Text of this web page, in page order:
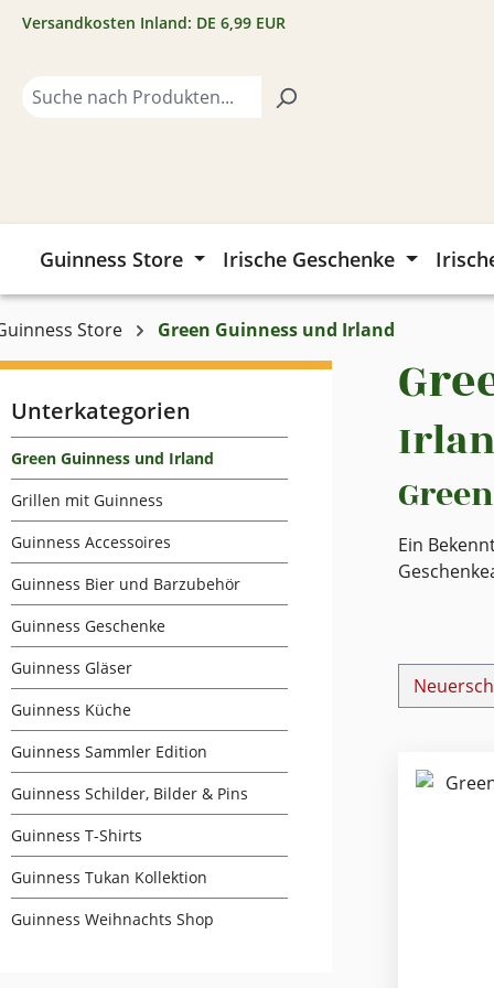
Hauptinhalt springen
Zur Suche springen
Zur Hauptnavigation springen
Versandkosten Inland: DE 6,99 EUR
Guinness Store Irische Geschenke
Store Green Guinness und Irland
Unterkategorien
Green Guinness und Irland
Grillen mit Guinness
Guinness Accessoires
Guinness Bier und Barzubehör
Guinness Geschenke
Guinness Gläser
Guinness Küche
Guinness Sammler Edition
Guinness Schilder, Bilder & Pins
Guinness T-Shirts
Guinness Tukan Kollektion
Guinness Weihnachts Shop
Ein